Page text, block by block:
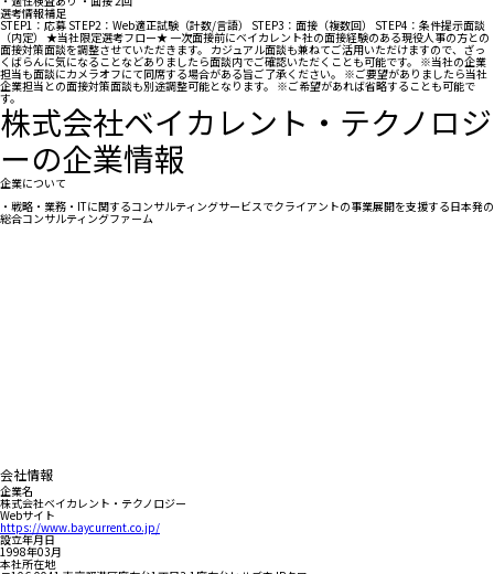
選考情報補足
STEP1：応募 STEP2：Web適正試験（計数/言語） STEP3：面接（複数回） STEP4：条件提示面談
（内定） ★当社限定選考フロー★ 一次面接前にベイカレント社の面接経験のある現役人事の方との
面接対策面談を調整させていただきます。 カジュアル面談も兼ねてご活用いただけますので、ざっ
くばらんに気になることなどありましたら面談内でご確認いただくことも可能です。 ※当社の企業
担当も面談にカメラオフにて同席する場合がある旨ご了承ください。 ※ご要望がありましたら当社
企業担当との面接対策面談も別途調整可能となります。 ※ご希望があれば省略することも可能で
す。
株式会社ベイカレント・テクノロジ
ーの企業情報
企業について
・戦略・業務・ITに関するコンサルティングサービスでクライアントの事業展開を支援する日本発の
総合コンサルティングファーム
会社情報
企業名
株式会社ベイカレント・テクノロジー
Webサイト
https://www.baycurrent.co.jp/
設立年月日
1998年03月
本社所在地